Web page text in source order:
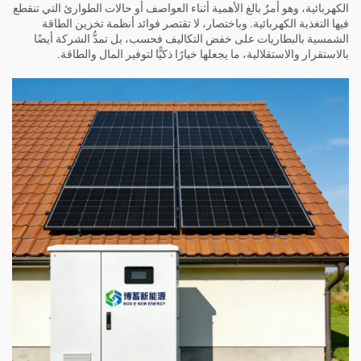
الكهربائية، وهو أمرٌ بالغ الأهمية أثناء العواصف أو حالات الطوارئ التي تنقطع
فيها التغذية الكهربائية. وباختصار، لا تقتصر فوائد أنظمة تخزين الطاقة
الشمسية بالبطاريات على خفض التكاليف فحسب، بل تمدُّ الشركة أيضًا
بالاستقرار والاستقلالية، ما يجعلها خيارًا ذكيًّا لتوفير المال والطاقة.